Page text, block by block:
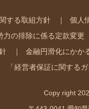
する取組方針 個人
力の排除に係る定款変更
金融円滑化にかか
「経営者保証に関する
Copy right